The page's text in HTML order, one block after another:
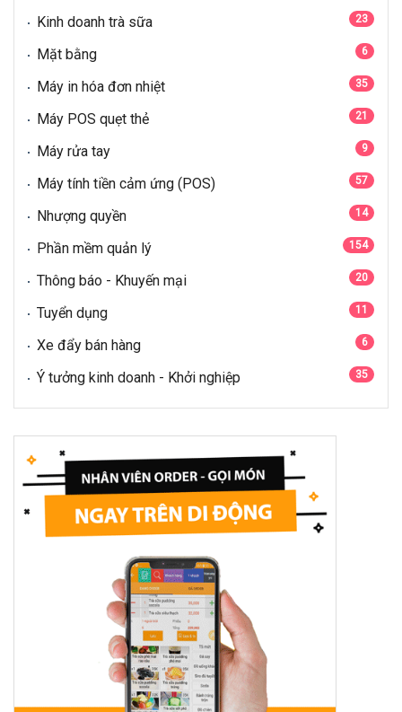
Kinh doanh trà sữa 23
Mặt bằng 6
Máy in hóa đơn nhiệt 35
Máy POS quẹt thẻ 21
Máy rửa tay 9
Máy tính tiền cảm ứng (POS) 57
Nhượng quyền 14
Phần mềm quản lý 154
Thông báo - Khuyến mại 20
Tuyển dụng 11
Xe đẩy bán hàng 6
Ý tưởng kinh doanh - Khởi nghiệp 35